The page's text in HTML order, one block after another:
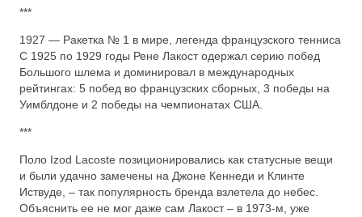
***
1927 — Ракетка № 1 в мире, легенда французского тенниса
С 1925 по 1929 годы Рене Лакост одержал серию побед
Большого шлема и доминировал в международных
рейтингах: 5 побед во французских сборных, 3 победы на
Уимблдоне и 2 победы на чемпионатах США.
***
Поло Izod Lacoste позиционировались как статусные вещи
и были удачно замечены на Джоне Кеннеди и Клинте
Иствуде, – так популярность бренда взлетела до небес.
Объяснить ее не мог даже сам Лакост – в 1973-м, уже